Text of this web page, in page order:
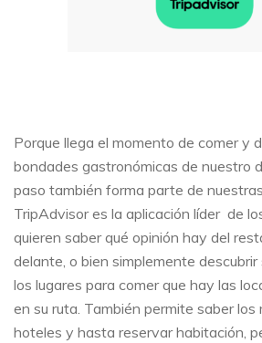
Porque llega el momento de comer y
bondades gastronómicas de nuestro
paso también forma parte de
TripAdvisor es la aplicación líder de
quieren saber qué opinión hay del
delante, o bien simplemente
los lugares para comer que hay las
en su ruta. También permite saber los
hoteles y hasta reservar habitación,